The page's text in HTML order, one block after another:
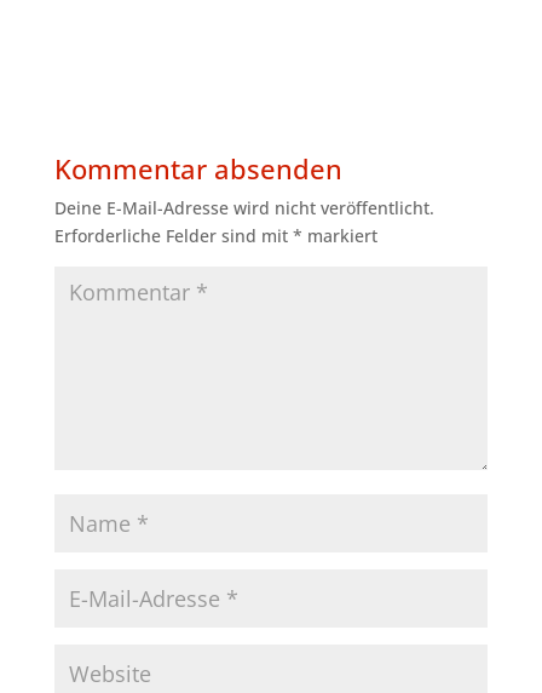
Kommentar absenden
Deine E-Mail-Adresse wird nicht veröffentlicht.
Erforderliche Felder sind mit * markiert